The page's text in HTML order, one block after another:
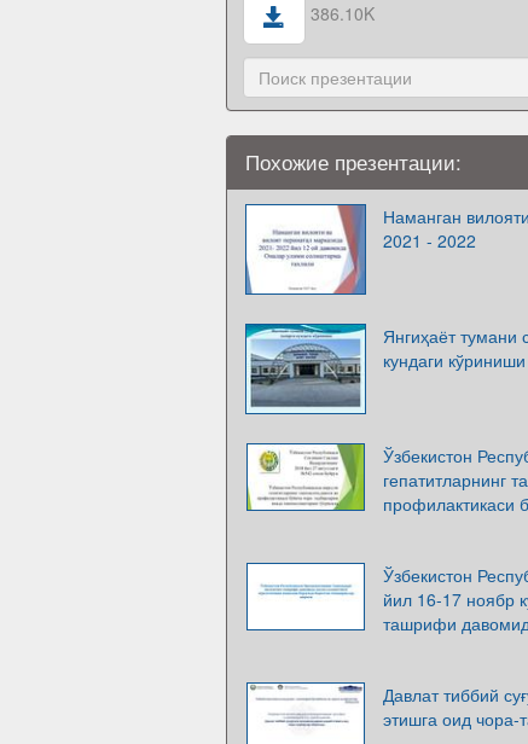
386.10K
Похожие презентации:
Наманган
2021 - 2022
Янгиҳаёт тумани
кундаги кўриниши
Ўзбекистон
гепатитларнинг
профилактикаси
Ўзбекистон
йил 16-17 ноябр
ташрифи
Давлат тиббий
этишга оид чора-